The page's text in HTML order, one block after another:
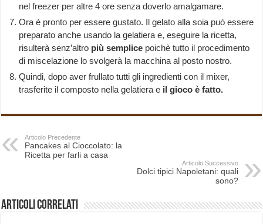
nel freezer per altre 4 ore senza doverlo amalgamare.
Ora è pronto per essere gustato. Il gelato alla soia può essere
preparato anche usando la gelatiera e, eseguire la ricetta,
risulterà senz’altro più semplice poichè tutto il procedimento
di miscelazione lo svolgerà la macchina al posto nostro.
Quindi, dopo aver frullato tutti gli ingredienti con il mixer,
trasferite il composto nella gelatiera e il gioco è fatto.
Articolo Precedente
Pancakes al Cioccolato: la
Ricetta per farli a casa
Articolo Successivo
Dolci tipici Napoletani: quali
sono?
Articoli correlati